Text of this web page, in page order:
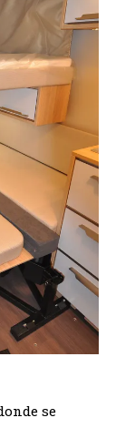
se